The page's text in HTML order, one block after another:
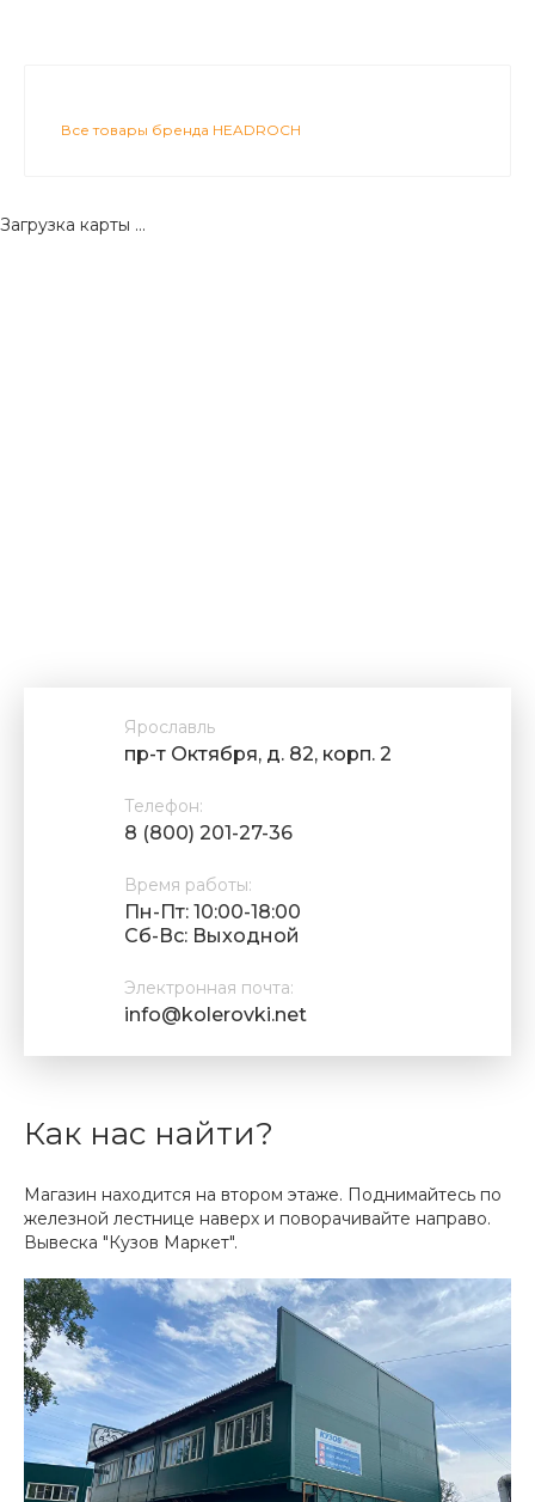
Все товары бренда HEADROCH
Загрузка карты ...
Ярославль
пр-т Октября, д. 82, корп. 2
Телефон:
8 (800) 201-27-36
Время работы:
Пн-Пт: 10:00-18:00
Cб-Вс: Выходной
Электронная почта:
info@kolerovki.net
Как нас найти?
Магазин находится на втором этаже. Поднимайтесь по
железной лестнице наверх и поворачивайте направо.
Вывеска "Кузов Маркет".